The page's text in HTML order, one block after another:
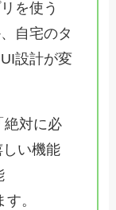
を使う
自宅のタ
設計が変
絶対に必
い機能
。